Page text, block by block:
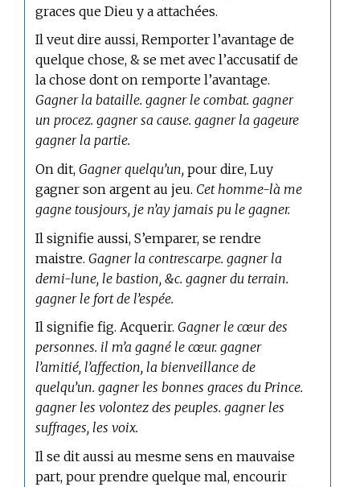
graces que Dieu y a attachées.
Il veut dire aussi, Remporter l’avantage de
quelque chose, & se met avec l’accusatif de
la chose dont on remporte l’avantage.
Gagner la bataille. gagner le combat. gagner
un procez. gagner sa cause. gagner la gageure
gagner la partie.
On dit,Gagner quelqu’un, pour dire, Luy
gagner son argent au jeu. Cet homme-là me
gagne tousjours, je n’ay jamais pu le gagner.
Il signifie aussi, S’emparer, se rendre
maistre.Gagner la contrescarpe. gagner la
demi-lune, le bastion, &c. gagner du terrain.
gagner le fort de l’espée.
Il signifie fig. Acquerir.Gagner le cœur des
personnes. il m’a gagné le cœur. gagner
l’amitié, l’affection, la bienveillance de
quelqu’un. gagner les bonnes graces du Prince.
gagner les volontez des peuples. gagner les
suffrages, les voix.
Il se dit aussi au mesme sens en mauvaise
part, pour prendre quelque mal, encourir